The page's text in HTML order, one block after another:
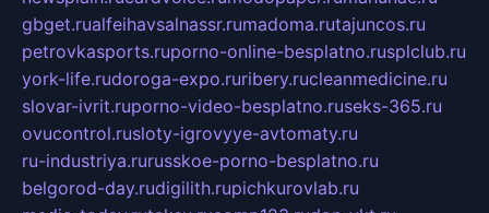
gbget.rualfeihavsalnassr.rumadoma.rutajuncos.ru
petrovkasports.ruporno-online-besplatno.rusplclub.ru
york-life.rudoroga-expo.ruribery.rucleanmedicine.ru
slovar-ivrit.ruporno-video-besplatno.ruseks-365.ru
ovucontrol.rusloty-igrovyye-avtomaty.ru
ru-industriya.rurusskoe-porno-besplatno.ru
belgorod-day.rudigilith.rupichkurovlab.ru